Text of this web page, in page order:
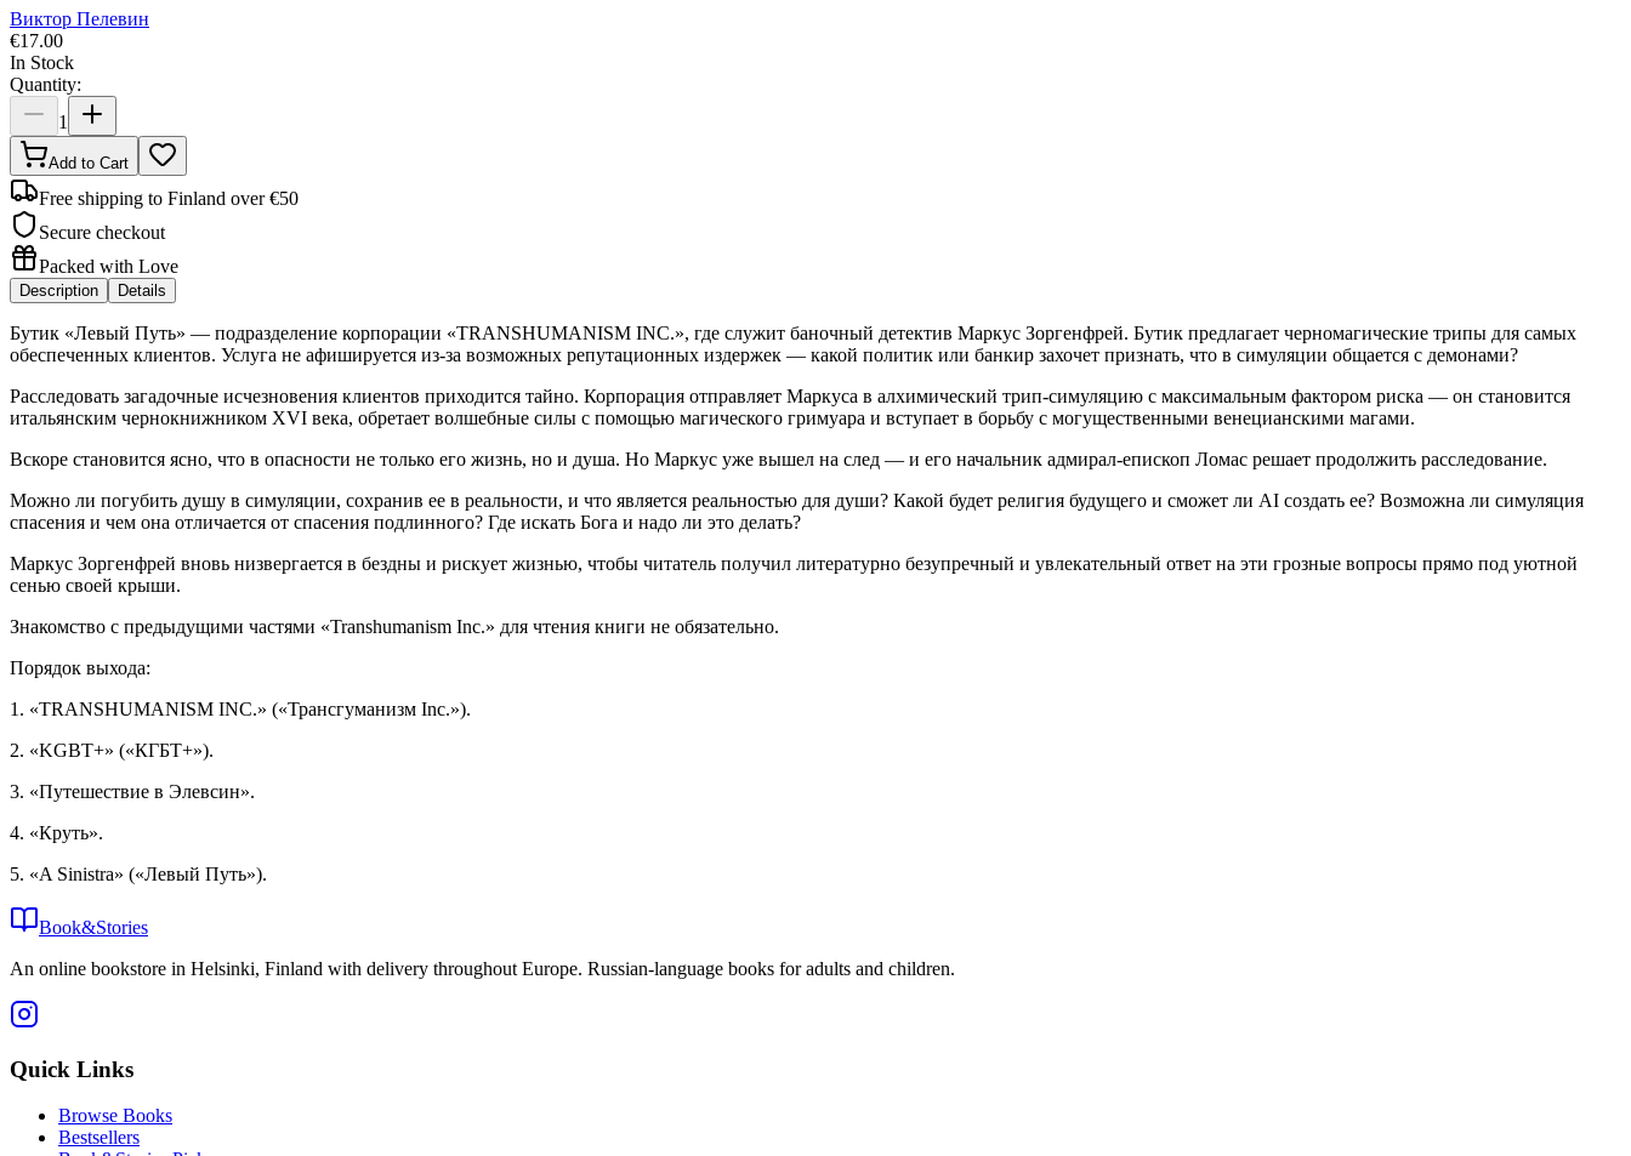
Виктор Пелевин
€17.00
In Stock
Quantity:
1
Add to Cart
Free shipping to Finland over €50
Secure checkout
Packed with Love
Description Details
Бутик «Левый Путь» — подразделение корпорации «TRANSHUMANISM INC.», где служит баночный детектив Маркус Зоргенфрей. Бутик предлагает черномагические трипы для самых
обеспеченных клиентов. Услуга не афишируется из-за возможных репутационных издержек — какой политик или банкир захочет признать, что в симуляции общается с демонами?
Расследовать загадочные исчезновения клиентов приходится тайно. Корпорация отправляет Маркуса в алхимический трип-симуляцию с максимальным фактором риска — он становится
итальянским чернокнижником XVI века, обретает волшебные силы с помощью магического гримуара и вступает в борьбу с могущественными венецианскими магами.
Вскоре становится ясно, что в опасности не только его жизнь, но и душа. Но Маркус уже вышел на след — и его начальник адмирал-епископ Ломас решает продолжить расследование.
Можно ли погубить душу в симуляции, сохранив ее в реальности, и что является реальностью для души? Какой будет религия будущего и сможет ли AI создать ее? Возможна ли симуляция
спасения и чем она отличается от спасения подлинного? Где искать Бога и надо ли это делать?
Маркус Зоргенфрей вновь низвергается в бездны и рискует жизнью, чтобы читатель получил литературно безупречный и увлекательный ответ на эти грозные вопросы прямо под уютной
сенью своей крыши.
Знакомство с предыдущими частями «Transhumanism Inc.» для чтения книги не обязательно.
Порядок выхода:
1. «TRANSHUMANISM INC.» («Трансгуманизм Inc.»).
2. «KGBT+» («КГБТ+»).
3. «Путешествие в Элевсин».
4. «Круть».
5. «A Sinistra» («Левый Путь»).
Book&Stories
An online bookstore in Helsinki, Finland with delivery throughout Europe. Russian-language books for adults and children.
Quick Links
Browse Books
Bestsellers